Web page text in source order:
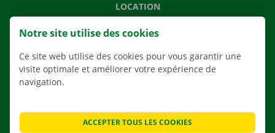
LOCATION
AGENCES
Notre site utilise des cookies
Ce site web utilise des cookies pour vous garantir une
visite optimale et améliorer votre expérience de
navigation.
ACCEPTER TOUS LES COOKIES